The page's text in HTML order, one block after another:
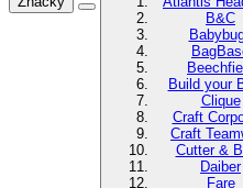
B&C
Build your
Clique
Craft
Craft
Cutter &
Daiber
Fare